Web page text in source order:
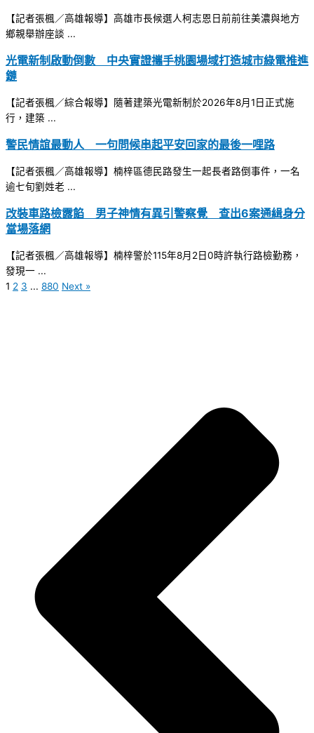
【記者張楓／高雄報導】高雄市長候選人柯志恩日前前往美濃與地方
鄉親舉辦座談 ...
光電新制啟動倒數 中央實證攜手桃園場域打造城市綠電推進
鏈
【記者張楓／綜合報導】隨著建築光電新制於2026年8月1日正式施
行，建築 ...
警民情誼最動人 一句問候串起平安回家的最後一哩路
【記者張楓／高雄報導】楠梓區德民路發生一起長者路倒事件，一名
逾七旬劉姓老 ...
改裝車路檢露餡 男子神情有異引警察覺 查出6案通緝身分
當場落網
【記者張楓／高雄報導】楠梓警於115年8月2日0時許執行路檢勤務，
發現一 ...
1 2 3 ... 880 Next »